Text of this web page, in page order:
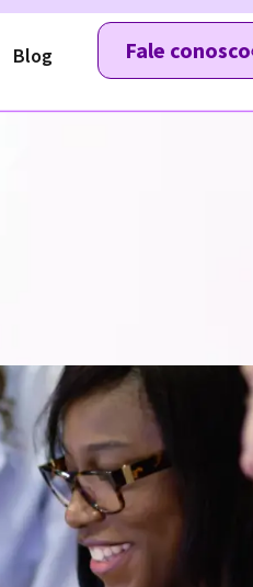
Blog Fale conosco